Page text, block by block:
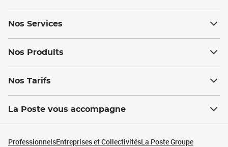
Nos Services
Nos Produits
Nos Tarifs
La Poste vous accompagne
ProfessionnelsEntreprises et CollectivitésLa Poste Groupe